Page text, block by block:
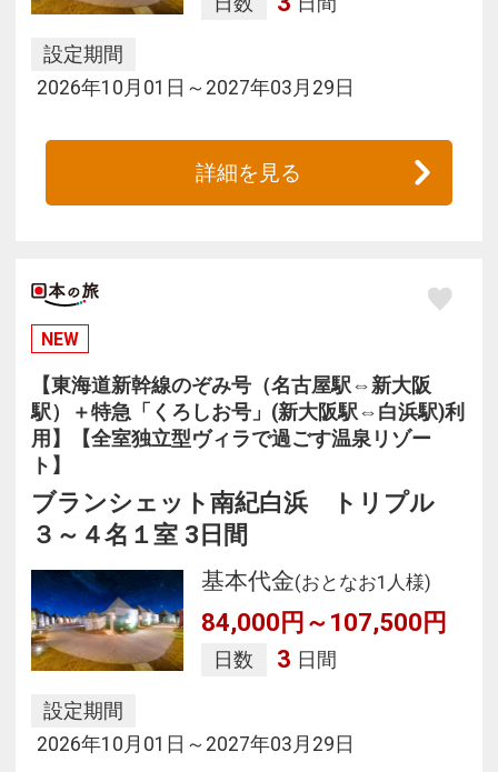
設定期間
2026年10月01日～2027年03月29日
詳細を見る
NEW
【東海道新幹線のぞみ号（名古屋駅⇔新大阪
駅）＋特急「くろしお号」(新大阪駅⇔白浜駅)利
用】【全室独立型ヴィラで過ごす温泉リゾー
ト】
ブランシェット南紀白浜 トリプル
３～４名１室 3日間
基本代金(おとなお1人様)
84,000円～107,500円
日数 3 日間
設定期間
2026年10月01日～2027年03月29日